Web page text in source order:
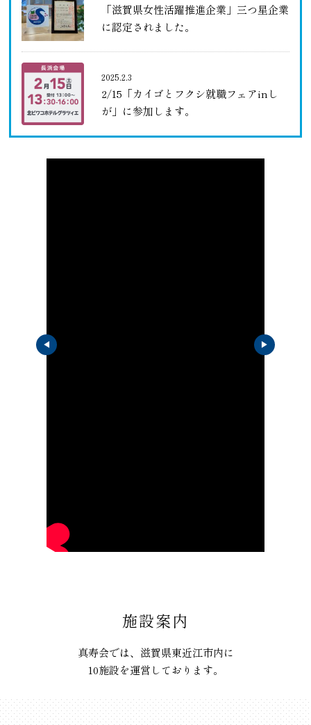
「滋賀県女性活躍推進企業」三つ星企業
に認定されました。
2025.2.3
2/15「カイゴとフクシ就職フェアinし
が」に参加します。
施設案内
真寿会では、滋賀県東近江市内に
10施設を運営しております。